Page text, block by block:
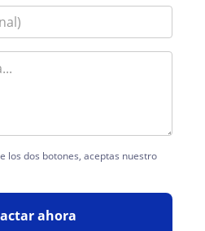
los dos botones, aceptas nuestro
ahora